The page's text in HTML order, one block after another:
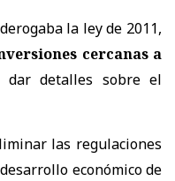
la ley de 2011,
cercanas a
detalles sobre el
las regulaciones
económico de